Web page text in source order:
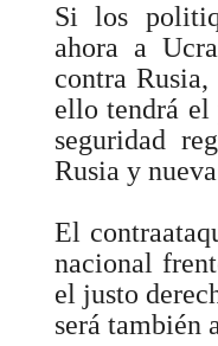
Si los
ahora a
contra
ello tendrá el
seguridad
Rusia y
El
nacional
el justo
será también